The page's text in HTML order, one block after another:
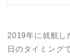
2019年に就航し
日のタイミング